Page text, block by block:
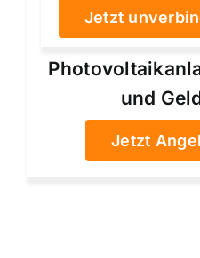
Jetzt
und
Jetzt